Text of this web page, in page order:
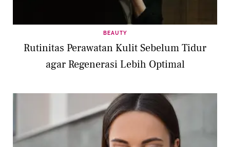
BEAUTY
Rutinitas Perawatan Kulit Sebelum Tidur
agar Regenerasi Lebih Optimal